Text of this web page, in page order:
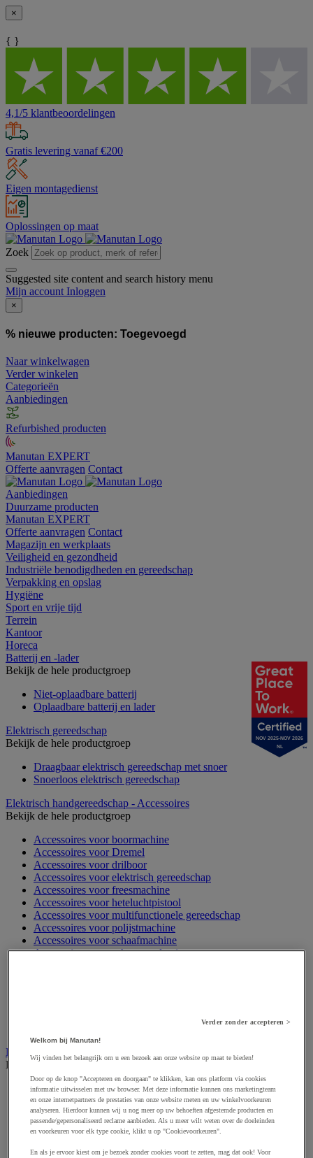
×
{ }
4,1/5 klantbeoordelingen
Gratis levering vanaf €200
Eigen montagedienst
Oplossingen op maat
Zoek
Suggested site content and search history menu
Mijn account Inloggen
×
% nieuwe producten: Toegevoegd
Naar winkelwagen
Verder winkelen
Categorieën
Aanbiedingen
Refurbished producten
Manutan EXPERT
Offerte aanvragen Contact
Aanbiedingen
Duurzame producten
Manutan EXPERT
Offerte aanvragen Contact
Magazijn en werkplaats
Veiligheid en gezondheid
Industriële benodigdheden en gereedschap
Verpakking en opslag
Hygiëne
Sport en vrije tijd
Terrein
Kantoor
Horeca
Batterij en -lader
Bekijk de hele productgroep
Niet-oplaadbare batterij
Oplaadbare batterij en lader
Elektrisch gereedschap
Bekijk de hele productgroep
Draagbaar elektrisch gereedschap met snoer
Snoerloos elektrisch gereedschap
Elektrisch handgereedschap - Accessoires
Bekijk de hele productgroep
Accessoires voor boormachine
Accessoires voor Dremel
Accessoires voor drilboor
Accessoires voor elektrisch gereedschap
Accessoires voor freesmachine
Accessoires voor heteluchtpistool
Accessoires voor multifunctionele gereedschap
Accessoires voor polijstmachine
Accessoires voor schaafmachine
Accessoires voor schroevendraaier
Elektrische toebehoren en verlichting
Bekijk de hele productgroep
Accessoires voor elektrisch schakelpaneel
Batterij, oplader en kabel
Elektrische kabel
Elektrische uitrusting
Verlengsnoer, stekkerdoos en kapelhaspel
Wandcontactdoos en schakelaar
NOV 2025-NOV 2026
NL
Verder zonder accepteren >
Welkom bij Manutan!
Wij vinden het belangrijk om u een bezoek aan onze website op maat te bieden!
Door op de knop "Accepteren en doorgaan" te klikken, kan ons platform via cookies
informatie uitwisselen met uw browser. Met deze informatie kunnen ons marketingteam
en onze internetpartners de prestaties van onze website meten en uw winkelvoorkeuren
analyseren. Hierdoor kunnen wij u nog meer op uw behoeften afgestemde producten en
passende/gepersonaliseerd reclame aanbieden. Als u meer wilt weten over de doeleinden
en voorkeuren voor elk type cookie, klikt u op "Cookievoorkeuren".
En als je ervoor kiest om je bezoek zonder cookies voort te zetten, mag dat ook! Voor